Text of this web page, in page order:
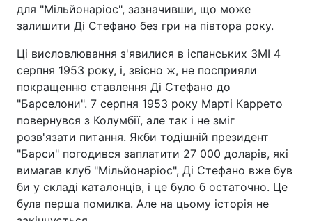
для "Мільйонаріос", зазначивши, що може
залишити Ді Стефано без гри на півтора року.
Ці висловлювання з'явилися в іспанських ЗМІ 4
серпня 1953 року, і, звісно ж, не посприяли
покращенню ставлення Ді Стефано до
"Барселони". 7 серпня 1953 року Марті Каррето
повернувся з Колумбії, але так і не зміг
розв'язати питання. Якби тодішній президент
"Барси" погодився заплатити 27 000 доларів, які
вимагав клуб "Мільйонаріос", Ді Стефано вже був
би у складі каталонців, і це було б остаточно. Це
була перша помилка. Але на цьому історія не